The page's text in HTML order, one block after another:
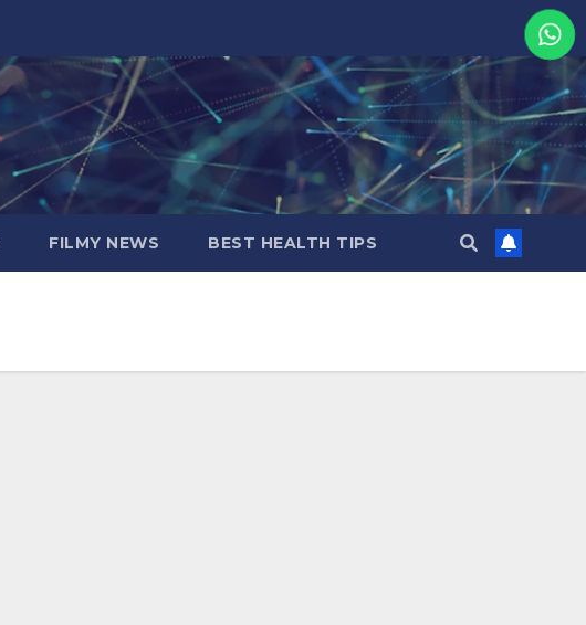
FILMY NEWS BEST HEALTH TIPS